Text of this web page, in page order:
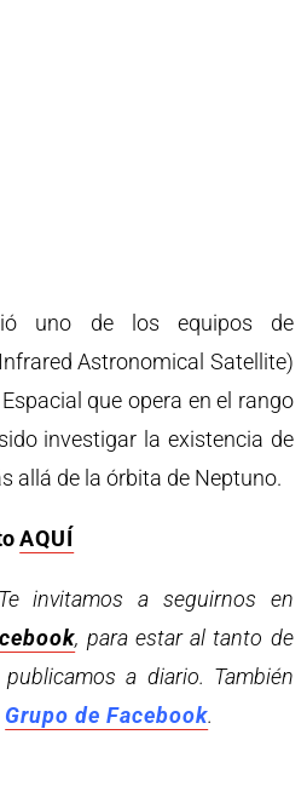
uno de los equipos de
Astronomical Satellite)
que opera en el rango
investigar la existencia de
allá de la órbita de Neptuno.
AQUÍ
invitamos a seguirnos en
, para estar al tanto de
a diario. También
Grupo de Facebook.